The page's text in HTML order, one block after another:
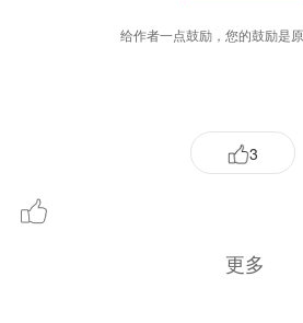
给作者一点鼓励，您的鼓励是
3
更多